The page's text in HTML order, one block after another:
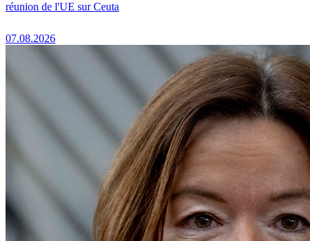
réunion de l'UE sur Ceuta
07.08.2026